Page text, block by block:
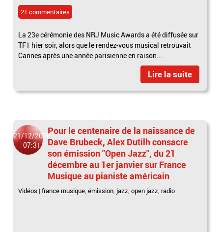
21 commentaires
La 23e cérémonie des NRJ Music Awards a été diffusée sur
TF1 hier soir, alors que le rendez-vous musical retrouvait
Cannes après une année parisienne en raison...
Lire la suite
21/12/2020
07:31
Pour le centenaire de la naissance de
Dave Brubeck, Alex Dutilh consacre
son émission "Open Jazz", du 21
décembre au 1er janvier sur France
Musique au pianiste américain
Vidéos |france musique ,émission jazz ,open jazz radio